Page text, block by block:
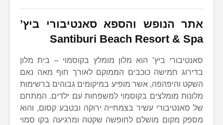
אתר הנופש והספא סאנטיבורי ביץ’
Santiburi Beach Resort & Spa
סאנטיבורי ביץ’ הוא מלון מומלץ בקוסמוי – בית מלון
בדירוג חמישה כוכבים הממוקם לאורך חוף מאה נאם
השקט והיפהפה, אשר מופיע במיקומים גבוהים ברשימות
מלונות מומלצים בקוסמוי למשפחות עם ילדים. המתחם
של סאנטיבורי עשיר בצמחייה ירוקה ובטבע קסום, והוא
מספק מקום מושלם לחופשה שקטה ומרגיעה בקו סמוי